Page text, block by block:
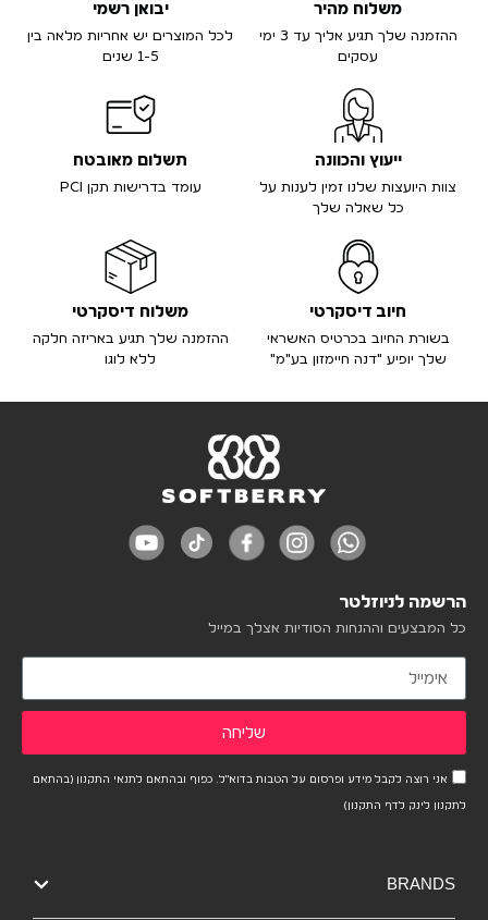
משלוח מהיר
ההזמנה שלך תגיע אליך עד 3 ימי
עסקים
יבואן רשמי
לכל המוצרים יש אחריות מלאה בין
1-5 שנים
ייעוץ והכוונה
צוות היועצות שלנו זמין לענות על
כל שאלה שלך
תשלום מאובטח
עומד בדרישות תקן PCI
חיוב דיסקרטי
בשורת החיוב בכרטיס האשראי
שלך יופיע "דנה חיימזון בע"מ"
משלוח דיסקרטי
ההזמנה שלך תגיע באריזה חלקה
ללא לוגו
הרשמה לניוזלטר
כל המבצעים וההנחות הסודיות אצלך במייל
אני רוצה לקבל מידע ופרסום על הטבות בדוא"ל. כפוף ובהתאם לתנאי התקנון (בהתאם
לתקנון לינק לדף התקנון)
שליחה
BRANDS